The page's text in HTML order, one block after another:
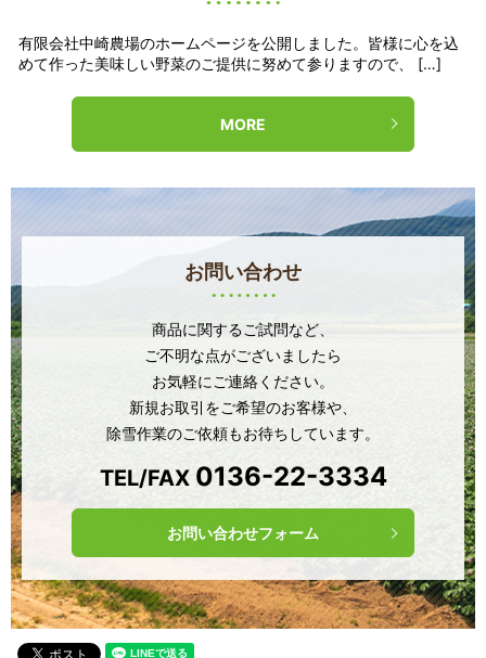
有限会社中崎農場のホームページを公開しました。皆様に心を込
めて作った美味しい野菜のご提供に努めて参りますので、 […]
MORE
お問い合わせ
商品に関するご試問など、
ご不明な点がございましたら
お気軽にご連絡ください。
新規お取引をご希望のお客様や、
除雪作業のご依頼もお待ちしています。
TEL/FAX 0136-22-3334
お問い合わせフォーム